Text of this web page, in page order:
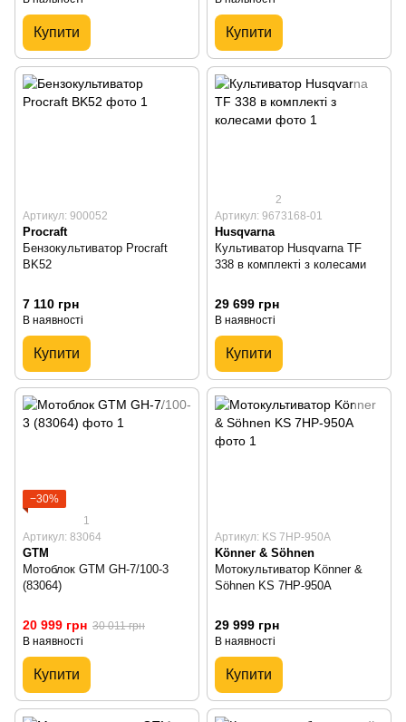
Купити Купити
Артикул: 900052
Procraft
Бензокультиватор Procraft
BK52
7 110 грн
В наявності
Купити
2
Артикул: 9673168-01
Husqvarna
Культиватор Husqvarna TF
338 в комплекті з колесами
29 699 грн
В наявності
Купити
−30%
1
Артикул: 83064
GTM
Мотоблок GTM GH-7/100-3
(83064)
20 999 грн 30 011 грн
В наявності
Купити
Артикул: KS 7HP-950A
Könner & Söhnen
Мотокультиватор Könner &
Söhnen KS 7HP-950A
29 999 грн
В наявності
Купити